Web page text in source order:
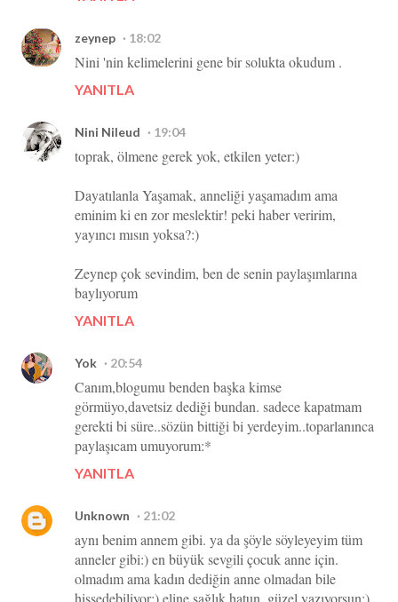
zeynep 18:02
Nini 'nin kelimelerini gene bir solukta okudum .
YANITLA
Nini Nileud 19:04
toprak, ölmene gerek yok, etkilen yeter:)
Dayatılanla Yaşamak, anneliği yaşamadım ama
eminim ki en zor meslektir! peki haber veririm,
yayıncı mısın yoksa?:)
Zeynep çok sevindim, ben de senin paylaşımlarına
baylıyorum
YANITLA
Yok 20:54
Canım,blogumu benden başka kimse
görmüyo,davetsiz dediği bundan. sadece kapatmam
gerekti bi süre..sözün bittiği bi yerdeyim..toparlanınca
paylaşıcam umuyorum:*
YANITLA
Unknown 21:02
aynı benim annem gibi. ya da şöyle söyleyeyim tüm
anneler gibi:) en büyük sevgili çocuk anne için.
olmadım ama kadın dediğin anne olmadan bile
hissedebiliyor:) eline sağlık hatun, güzel yazıyorsun:)